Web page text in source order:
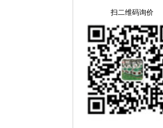
扫二维码询价